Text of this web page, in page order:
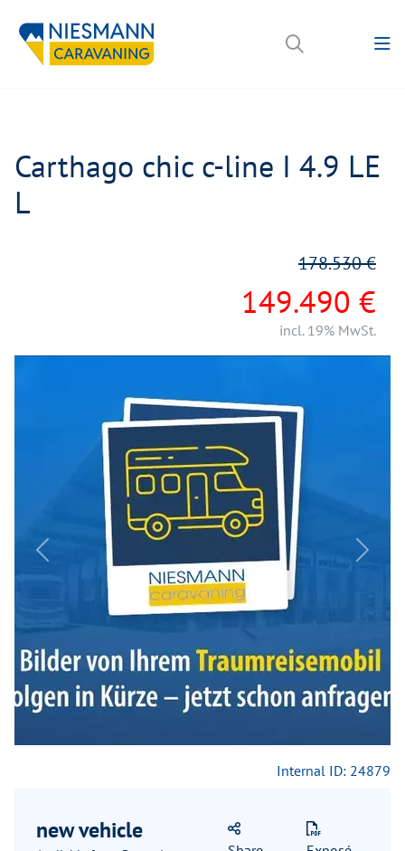
Carthago chic c-line I 4.9 LE
L
149.490 €
178.530 €
incl. 19% MwSt.
Previous Next
Internal ID: 24879
new vehicle